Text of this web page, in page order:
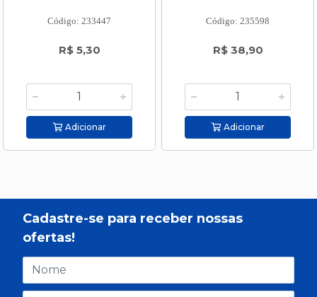
Código: 233447
R$ 5,30
Adicionar
Código: 235598
R$ 38,90
Adicionar
Cadastre-se para receber nossas
ofertas!